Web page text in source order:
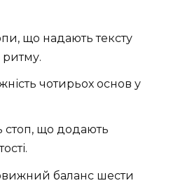
що надають тексту
ритму.
чотирьох основ у
стоп, що додають
баланс шести